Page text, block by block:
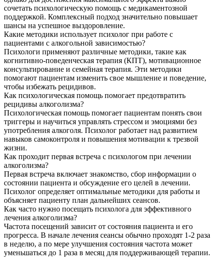
сочетать психологическую помощь с медикаментозной
поддержкой. Комплексный подход значительно повышает
шансы на успешное выздоровление.
Какие методики использует психолог при работе с
пациентами с алкогольной зависимостью?
Психологи применяют различные методики, такие как
когнитивно-поведенческая терапия (КПТ), мотивационное
консультирование и семейная терапия. Эти методики
помогают пациентам изменить свое мышление и поведение,
чтобы избежать рецидивов.
Как психологическая помощь помогает предотвратить
рецидивы алкоголизма?
Психологическая помощь помогает пациентам понять свои
триггеры и научиться управлять стрессом и эмоциями без
употребления алкоголя. Психолог работает над развитием
навыков самоконтроля и повышения мотивации к трезвой
жизни.
Как проходит первая встреча с психологом при лечении
алкоголизма?
Первая встреча включает знакомство, сбор информации о
состоянии пациента и обсуждение его целей в лечении.
Психолог определяет оптимальные методики для работы и
объясняет пациенту план дальнейших сеансов.
Как часто нужно посещать психолога для эффективного
лечения алкоголизма?
Частота посещений зависит от состояния пациента и его
прогресса. В начале лечения сеансы обычно проходят 1-2 раза
в неделю, а по мере улучшения состояния частота может
уменьшаться до 1 раза в месяц для поддерживающей терапии.